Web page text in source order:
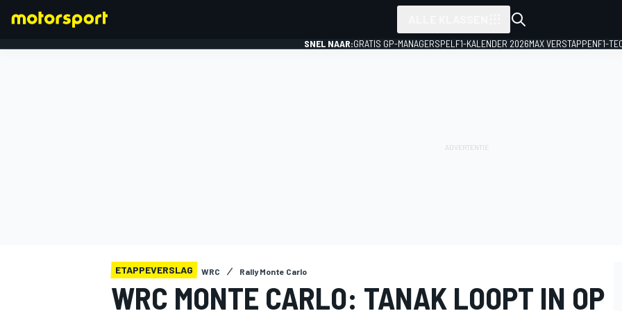
SNEL NAAR:GRATIS GP-MANAGERSPEL F1-KALENDER 2026MAX VERSTAPPENF1-
ETAPPEVERSLAG WRC Rally Monte Carlo
WRC MONTE CARLO: TANAK LOOPT IN OP